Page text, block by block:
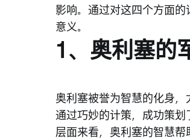
影响。通过对这四个方面
意义。
1、奥利塞的
奥利塞被誉为智慧的化身
通过巧妙的计策，成功策
层面来看，奥利塞的智慧